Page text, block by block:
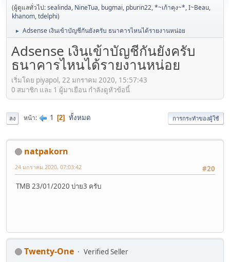
(ผู้ดูแลทั่วไป:sealinda, NineTua, bugmai, pburin22,*~เก้าคุง~*,I~Beau,
khanom,tdelphi)
► Adsense เงินเข้าบัญชีกันยังครับ ธนาคารไหนได้รายงานหน่อย
Adsense เงินเข้าบัญชีกันยังครับ
ธนาคารไหนได้รายงานหน่อย
เริ่มโดย piyapol, 22 มกราคม 2020, 15:57:43
0 สมาชิก และ 1 ผู้มาเยือน กำลังดูหัวข้อนี้
ลง หน้า 1 2 ทั้งหมด การกระทำของผู้ใช้
natpakorn
#20
24 มกราคม 2020, 07:03:42
TMB 23/01/2020 บ่าย3 ครับ
Twenty-One
Verified Seller